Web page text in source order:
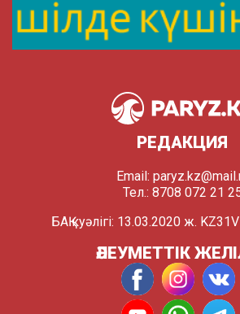
РЕДАКЦИЯ
Email:
Тел.: 8708 072 21
БАҚ куәлігі: 13.03.2020 ж.
ӘЛЕУМЕТТІК